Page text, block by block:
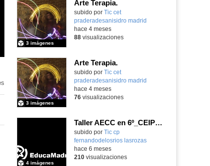
Arte Terapia.
Contenido educativo.
subido por Tic cet
praderadesanisidro madrid
3 imágenes
hace 4 meses
88visualizaciones
Arte Terapia.
Contenido educativo.
subido por Tic cet
praderadesanisidro madrid
3 imágenes
hace 4 meses
76visualizaciones
Taller AECC en 6º_CEIP FDLR_Las Rozas
Contenido educativo.
subido por Tic cp
fernandodelosrios lasrozas
4 imágenes
-
hace 6 meses
210visualizaciones